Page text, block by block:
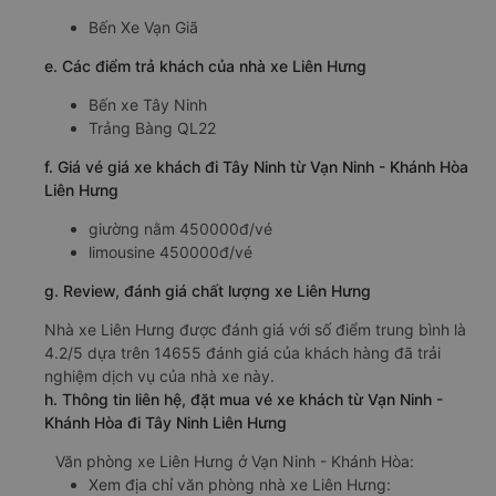
Bến Xe Vạn Giã
e. Các điểm trả khách của nhà xe Liên Hưng
Bến xe Tây Ninh
Trảng Bàng QL22
f. Giá vé giá xe khách đi Tây Ninh từ Vạn Ninh - Khánh Hòa
Liên Hưng
giường nằm 450000đ/vé
limousine 450000đ/vé
g. Review, đánh giá chất lượng xe Liên Hưng
Nhà xe Liên Hưng được đánh giá với số điểm trung bình là
4.2/5 dựa trên 14655 đánh giá của khách hàng đã trải
nghiệm dịch vụ của nhà xe này.
h. Thông tin liên hệ, đặt mua vé xe khách từ Vạn Ninh -
Khánh Hòa đi Tây Ninh Liên Hưng
Văn phòng xe Liên Hưng ở Vạn Ninh - Khánh Hòa:
Xem địa chỉ văn phòng nhà xe Liên Hưng: